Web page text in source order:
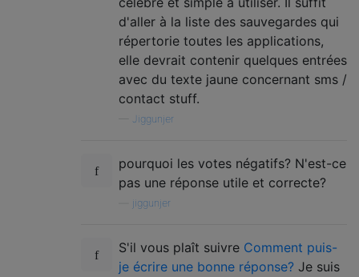
d'aller à la liste des sauvegardes qui
répertorie toutes les applications,
elle devrait contenir quelques entrées
avec du texte jaune concernant sms /
contact stuff.
Jiggunjer
pourquoi les votes négatifs? N'est-ce
pas une réponse utile et correcte?
jiggunjer
S'il vous plaît suivre Comment puis-
je écrire une bonne réponse? Je suis